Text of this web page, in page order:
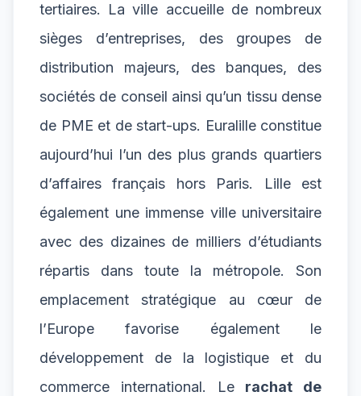
tertiaires. La ville accueille de nombreux
sièges d’entreprises, des groupes de
distribution majeurs, des banques, des
sociétés de conseil ainsi qu’un tissu dense
de PME et de start-ups. Euralille constitue
aujourd’hui l’un des plus grands quartiers
d’affaires français hors Paris. Lille est
également une immense ville universitaire
avec des dizaines de milliers d’étudiants
répartis dans toute la métropole. Son
emplacement stratégique au cœur de
l’Europe favorise également le
développement de la logistique et du
commerce international. Le rachat de